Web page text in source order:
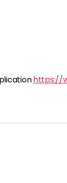
https://